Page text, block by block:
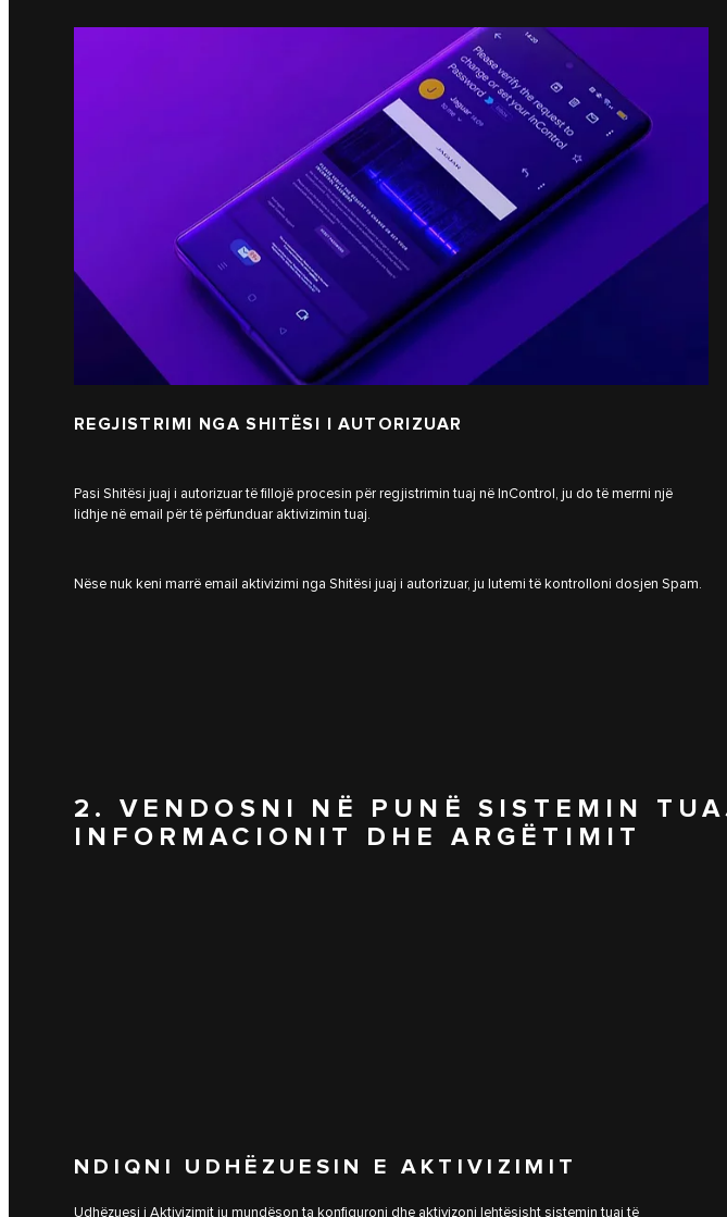
REGJISTRIMI NGA SHITËSI I AUTORIZUAR
Pasi Shitësi juaj i autorizuar të fillojë procesin për regjistrimin tuaj në InControl, ju do të merrni një
lidhje në email për të përfunduar aktivizimin tuaj.
Nëse nuk keni marrë email aktivizimi nga Shitësi juaj i autorizuar, ju lutemi të kontrolloni dosjen Spam.
2. VENDOSNI NË PUNË SISTEMIN
INFORMACIONIT DHE ARGËTIMIT
NDIQNI UDHËZUESIN E AKTIVIZIMIT
Udhëzuesi i Aktivizimit ju mundëson ta konfiguroni dhe aktivizoni lehtësisht sistemin tuaj të